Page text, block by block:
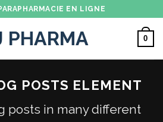
EN LIGNE
0
POSTS ELEMENT
posts in many different